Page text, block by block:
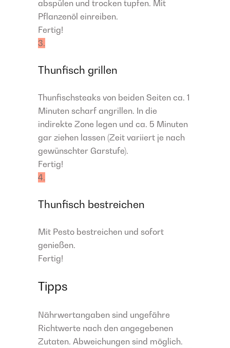
abspülen und trocken tupfen. Mit
Pflanzenöl einreiben.
Fertig!
3.
Thunfisch grillen
Thunfischsteaks von beiden Seiten ca. 1
Minuten scharf angrillen. In die
indirekte Zone legen und ca. 5 Minuten
gar ziehen lassen (Zeit variiert je nach
gewünschter Garstufe).
Fertig!
4.
Thunfisch bestreichen
Mit Pesto bestreichen und sofort
genießen.
Fertig!
Tipps
Nährwertangaben sind ungefähre
Richtwerte nach den angegebenen
Zutaten. Abweichungen sind möglich.